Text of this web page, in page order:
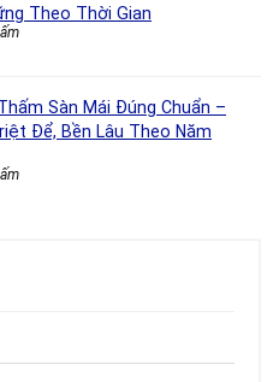
Theo Thời Gian
Sàn Mái Đúng Chuẩn –
Để, Bền Lâu Theo Năm